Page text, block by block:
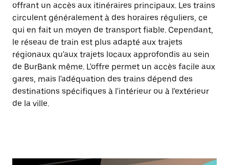
offrant un accès aux itinéraires principaux. Les trains
circulent généralement à des horaires réguliers, ce
qui en fait un moyen de transport fiable. Cependant,
le réseau de train est plus adapté aux trajets
régionaux qu'aux trajets locaux approfondis au sein
de BurBank même. L'offre permet un accès facile aux
gares, mais l'adéquation des trains dépend des
destinations spécifiques à l'intérieur ou à l'extérieur
de la ville.